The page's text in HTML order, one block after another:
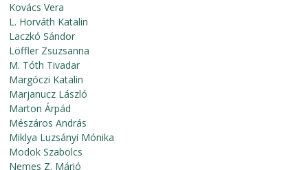
Kovács Vera
L. Horváth Katalin
Laczkó Sándor
Löffler Zsuzsanna
M. Tóth Tivadar
Margóczi Katalin
Marjanucz László
Marton Árpád
Mészáros András
Miklya Luzsányi Mónika
Modok Szabolcs
Nemes Z. Márió